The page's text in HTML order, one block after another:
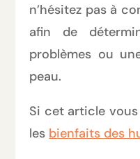
n’hésitez pas à
afin de
problèmes ou
peau.
Si cet article
les bienfaits des